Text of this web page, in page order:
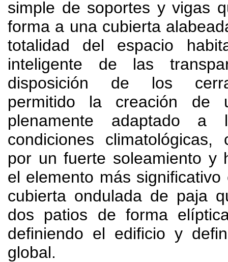
simple de soportes y vigas
forma a una cubierta
totalidad del espacio
inteligente de las
disposición de los
permitido la creación de
plenamente adaptado a
condiciones climatológicas,
por un fuerte soleamiento y
el elemento más
cubierta ondulada de paja
dos patios de forma
definiendo el edificio y
global.